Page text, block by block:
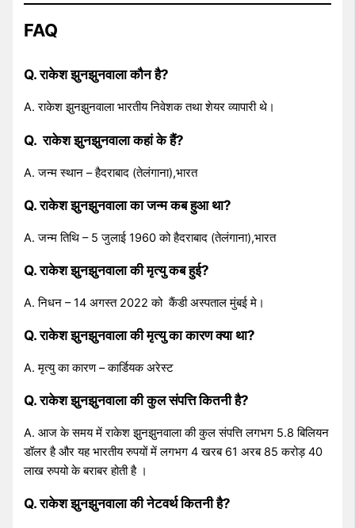
FAQ
Q. राकेश झुनझुनवाला कौन है?
A. राकेश झुनझुनवाला भारतीय निवेशक तथा शेयर व्यापारी थे।
Q. राकेश झुनझुनवाला कहां के हैं?
A. जन्म स्थान – हैदराबाद (तेलंगाना),भारत
Q. राकेश झुनझुनवाला का जन्म कब हुआ था?
A. जन्म तिथि – 5 जुलाई 1960 को हैदराबाद (तेलंगाना),भारत
Q. राकेश झुनझुनवाला की मृत्यु कब हुई?
A. निधन – 14 अगस्त 2022 को कैंडी अस्पताल मुंबई मे।
Q. राकेश झुनझुनवाला की मृत्यु का कारण क्या था?
A. मृत्यु का कारण – कार्डियक अरेस्ट
Q. राकेश झुनझुनवाला की कुल संपत्ति कितनी है?
A. आज के समय में राकेश झुनझुनवाला की कुल संपत्ति लगभग 5.8 बिलियन
डॉलर है और यह भारतीय रुपयों में लगभग 4 खरब 61 अरब 85 करोड़ 40
लाख रुपयो के बराबर होती है ।
Q. राकेश झुनझुनवाला की नेटवर्थ कितनी है?